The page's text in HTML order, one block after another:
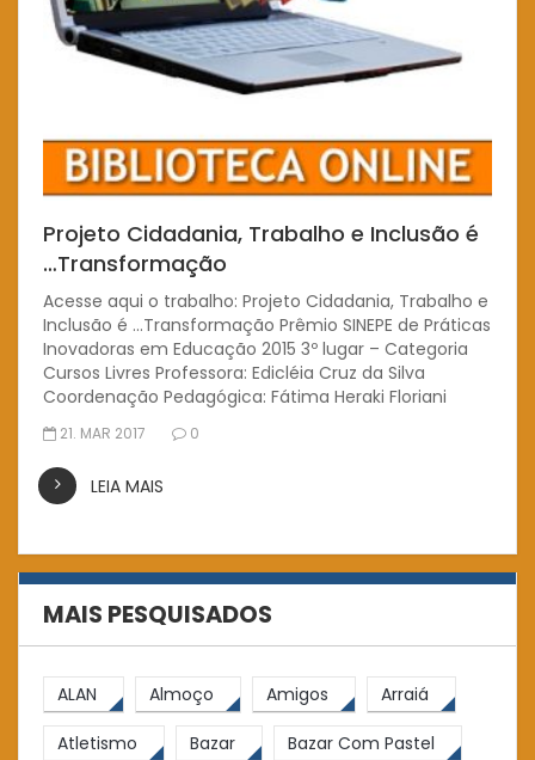
Projeto Cidadania, Trabalho e Inclusão é
…Transformação
Acesse aqui o trabalho: Projeto Cidadania, Trabalho e
Inclusão é …Transformação Prêmio SINEPE de Práticas
Inovadoras em Educação 2015 3º lugar – Categoria
Cursos Livres Professora: Edicléia Cruz da Silva
Coordenação Pedagógica: Fátima Heraki Floriani
21. MAR 2017 0
LEIA MAIS
MAIS PESQUISADOS
ALAN Almoço Amigos Arraiá
Atletismo Bazar Bazar Com Pastel